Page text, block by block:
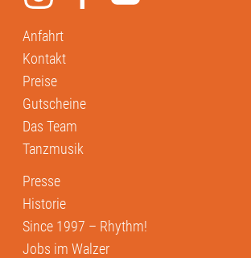
Anfahrt
Kontakt
Preise
Gutscheine
Das Team
Tanzmusik
Presse
Historie
Since 1997 – Rhythm!
Jobs im Walzer